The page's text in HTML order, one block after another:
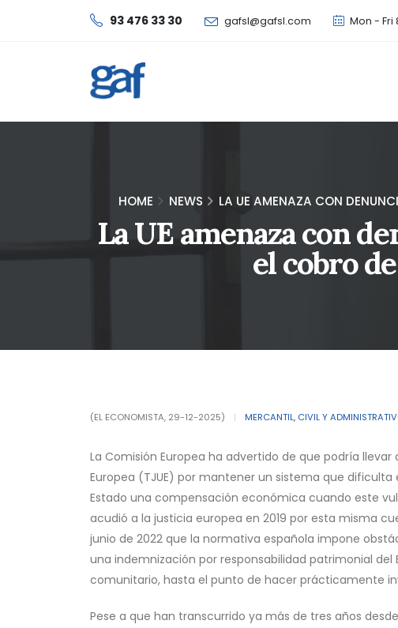
93 476 33 30 gafsl@gafsl.com Mon - Fri
HOME NEWS LA UE AMENAZA CON
La UE amenaza con
el cobro
(EL ECONOMISTA, 29-12-2025) | MERCANTIL, CIVIL Y
La Comisión Europea ha advertido de que podría
Europea (TJUE) por mantener un sistema que
Estado una compensación económica cuando este
acudió a la justicia europea en 2019 por esta misma
junio de 2022 que la normativa española impone
una indemnización por responsabilidad patrimonial
comunitario, hasta el punto de hacer prácticamente
Pese a que han transcurrido ya más de tres años